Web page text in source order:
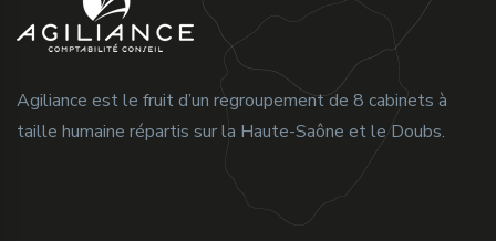
Agiliance est le fruit d’un regroupement de 8 cabinets à
taille humaine répartis sur la Haute-Saône et le Doubs.